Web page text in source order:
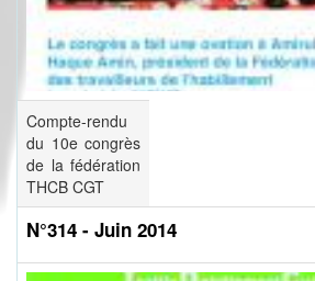
Compte-rendu
du 10e congrès
de la fédération
THCB CGT
N°314 - Juin 2014